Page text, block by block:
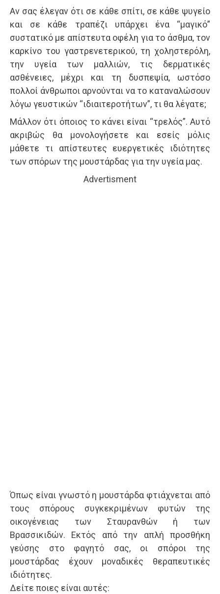
Αν σας έλεγαν ότι σε κάθε σπίτι, σε κάθε ψυγείο
και σε κάθε τραπέζι υπάρχει ένα “μαγικό”
συστατικό με απίστευτα οφέλη για το άσθμα, τον
καρκίνο του γαστρενετερικού, τη χοληστερόλη,
την υγεία των μαλλιών, τις δερματικές
ασθένειες, μέχρι και τη δυσπεψία, ωστόσο
πολλοί άνθρωποι αρνούνται να το καταναλώσουν
λόγω γευστικών “ιδιαιτεροτήτων”, τι θα λέγατε;
Μάλλον ότι όποιος το κάνει είναι “τρελός”. Αυτό
ακριβώς θα μονολογήσετε και εσείς μόλις
μάθετε τι απίστευτες ευεργετικές ιδιότητες
των σπόρων της μουστάρδας για την υγεία μας.
Advertisment
Όπως είναι γνωστό η μουστάρδα φτιάχνεται από
τους σπόρους συγκεκριμένων φυτών της
οικογένειας των Σταυρανθών ή των
Βρασσικιδών. Εκτός από την απλή προσθήκη
γεύσης στο φαγητό σας, οι σπόροι της
μουστάρδας έχουν μοναδικές θεραπευτικές
ιδιότητες.
Δείτε ποιες είναι αυτές: